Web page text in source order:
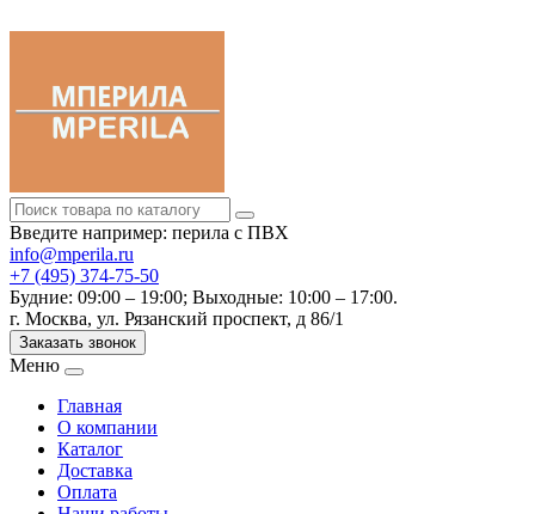
Введите например: перила с ПВХ
info@mperila.ru
+7 (495) 374-75-50
Будние: 09:00 – 19:00; Выходные: 10:00 – 17:00.
г. Москва, ул. Рязанский проспект, д 86/1
Заказать звонок
Меню
Главная
О компании
Каталог
Доставка
Оплата